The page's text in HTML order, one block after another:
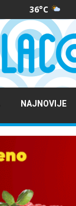
36°C
NAJNOVIJE